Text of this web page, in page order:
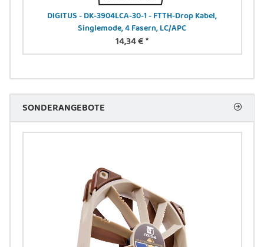
DIGITUS - DK-3904LCA-30-1 - FTTH-Drop Kabel,
Singlemode, 4 Fasern, LC/APC
14,34 €*
SONDERANGEBOTE